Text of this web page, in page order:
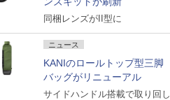
同梱レンズがII型に
ニュース
KANIのロールトップ型三脚
バッグがリニューアル
サイドハンドル搭載で取り回し